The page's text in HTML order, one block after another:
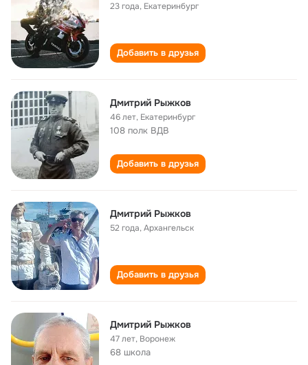
23 года, Екатеринбург
Добавить в друзья
Дмитрий Рыжков
46 лет, Екатеринбург
108 полк ВДВ
Добавить в друзья
Дмитрий Рыжков
52 года,Архангельск
Добавить в друзья
Дмитрий Рыжков
47 лет, Воронеж
68 школа